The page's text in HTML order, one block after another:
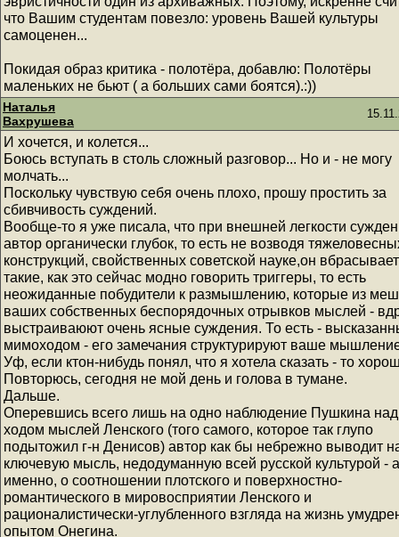
что Вашим студентам повезло: уровень Вашей культуры
самоценен...
Покидая образ критика - полотёра, добавлю: Полотёры
маленьких не бьют ( а больших сами боятся).:))
Наталья
Вахрушева
И хочется, и колется...
Боюсь вступать в столь сложный разговор... Но и - не могу
молчать...
Поскольку чувствую себя очень плохо, прошу простить за
сбивчивость суждений.
Вообще-то я уже писала, что при внешней легкости
автор органически глубок, то есть не возводя
конструкций, свойственных советской науке,он вбрасывает
такие, как это сейчас модно говорить триггеры, то есть
неожиданные побудители к размышлению, которые из
ваших собственных беспорядочных отрывков мыслей -
выстраиваюют очень ясные суждения. То есть -
мимоходом - его замечания структурируют ваше
Уф, если ктон-нибудь понял, что я хотела сказать - то
Повторюсь, сегодня не мой день и голова в тумане.
Дальше.
Оперевшись всего лишь на одно наблюдение Пушкина над
ходом мыслей Ленского (того самого, которое так глупо
подытожил г-н Денисов) автор как бы небрежно выводит
ключевую мысль, недодуманную всей русской культурой - а
именно, о соотношении плотского и поверхностно-
романтического в мировосприятии Ленского и
рационалистически-углубленного взгляда на жизнь
опытом Онегина.